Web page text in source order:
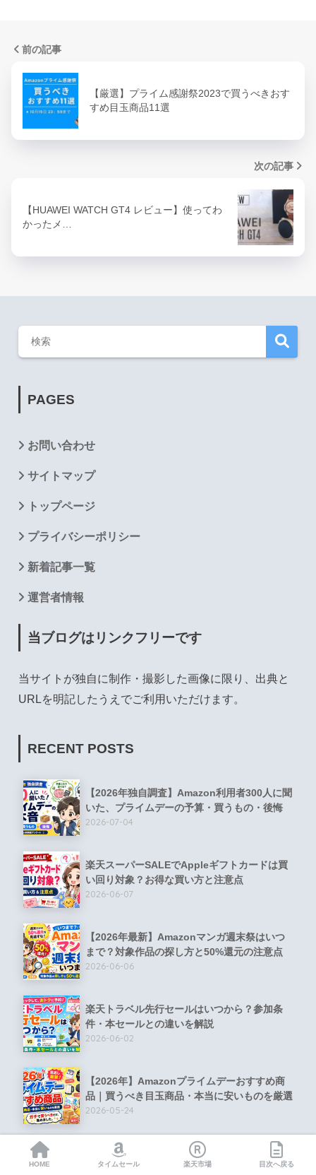
前の記事
【厳選】プライム感謝祭2023で買うべきおす
すめ目玉商品11選
次の記事
【HUAWEI WATCH GT4 レビュー】使ってわ
かったメ…
PAGES
お問い合わせ
サイトマップ
トップページ
プライバシーポリシー
新着記事一覧
運営者情報
当ブログはリンクフリーです
当サイトが独自に制作・撮影した画像に限り、出典と
URLを明記したうえでご利用いただけます。
RECENT POSTS
【2026年独自調査】Amazon利用者300人に聞
いた、プライムデーの予算・買うもの・後悔
2026-07-04
楽天スーパーSALEでAppleギフトカードは買
い回り対象？お得な買い方と注意点
2026-06-07
【2026年最新】Amazonマンガ週末祭はいつ
まで？対象作品の探し方と50%還元の注意点
2026-06-06
楽天トラベル先行セールはいつから？参加条
件・本セールとの違いを解説
2026-06-02
【2026年】Amazonプライムデーおすすめ商
品｜買うべき目玉商品・本当に安いものを厳選
2026-05-24
5/25から任天堂Switch2が1万円値上げ！
Amazon・楽天で今すぐ買うべき理由
HOME タイムセール 楽天市場 目次へ戻る